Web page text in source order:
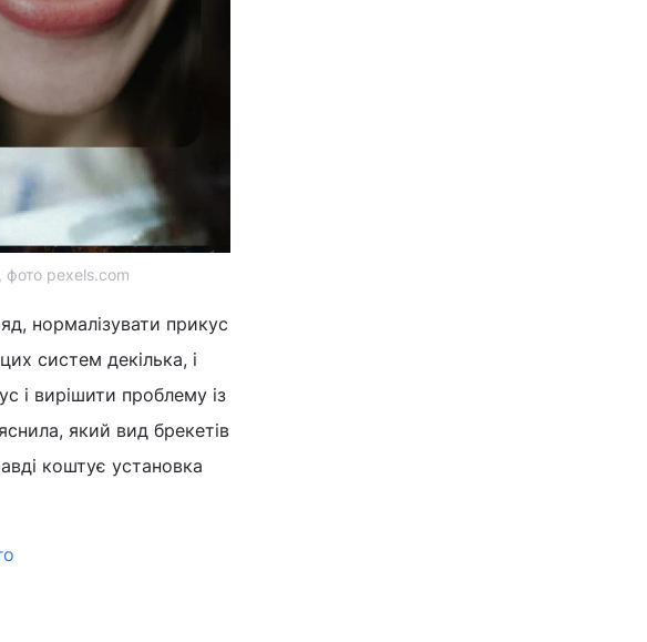
pexels.com
нормалізувати прикус
систем декілька, і
і вирішити проблему із
який вид брекетів
коштує установка